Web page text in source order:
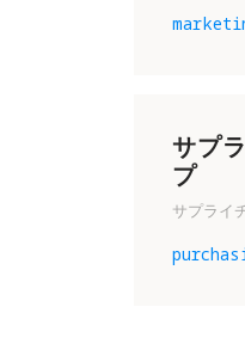
サプ
プ
サプライ